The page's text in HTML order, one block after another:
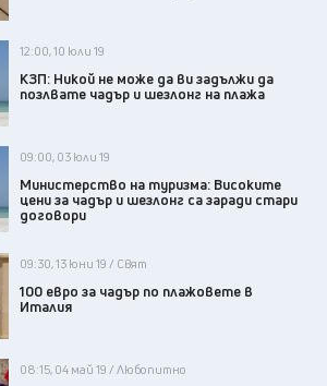
12:00, 10 юли 19
КЗП: Никой не може да ви задължи да
позлвате чадър и шезлонг на плажа
09:00, 03 юли 19
Министерство на туризма: Високите
цени за чадър и шезлонг са заради стари
договори
09:30, 13 юни 19 / Свят
100 евро за чадър по плажовете в
Италия
08:15, 04 май 19 / Любопитно